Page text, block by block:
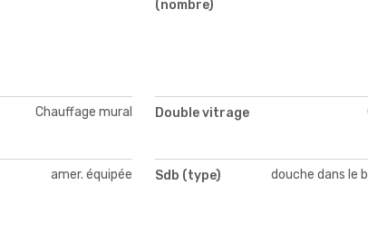
(nombre)
Chauffage mural Double vitrage
amer. équipée Sdb (type) douche dans le